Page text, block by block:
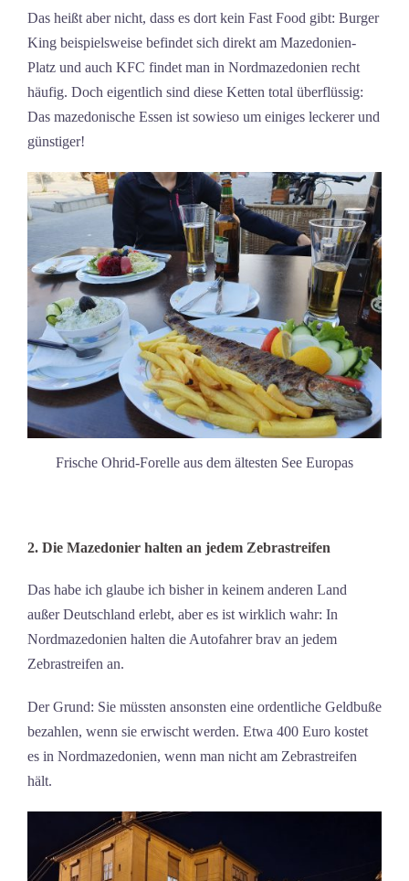
Das heißt aber nicht, dass es dort kein Fast Food gibt: Burger
King beispielsweise befindet sich direkt am Mazedonien-
Platz und auch KFC findet man in Nordmazedonien recht
häufig. Doch eigentlich sind diese Ketten total überflüssig:
Das mazedonische Essen ist sowieso um einiges leckerer und
günstiger!
Frische Ohrid-Forelle aus dem ältesten See Europas
2. Die Mazedonier halten an jedem Zebrastreifen
Das habe ich glaube ich bisher in keinem anderen Land
außer Deutschland erlebt, aber es ist wirklich wahr: In
Nordmazedonien halten die Autofahrer brav an jedem
Zebrastreifen an.
Der Grund: Sie müssten ansonsten eine ordentliche Geldbuße
bezahlen, wenn sie erwischt werden. Etwa 400 Euro kostet
es in Nordmazedonien, wenn man nicht am Zebrastreifen
hält.